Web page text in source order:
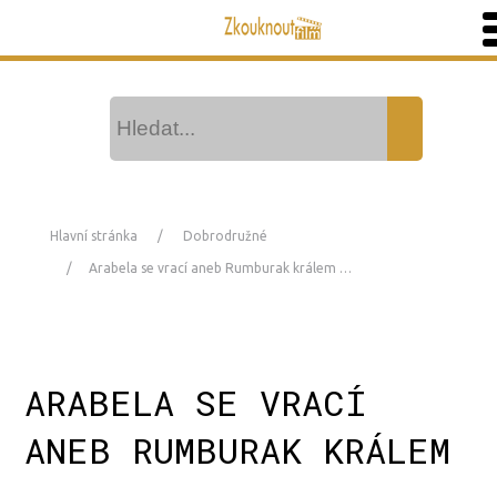
Hlavní stránka Dobrodružné
Arabela se vrací aneb Rumburak králem …
ARABELA SE VRACÍ
ANEB RUMBURAK KRÁLEM